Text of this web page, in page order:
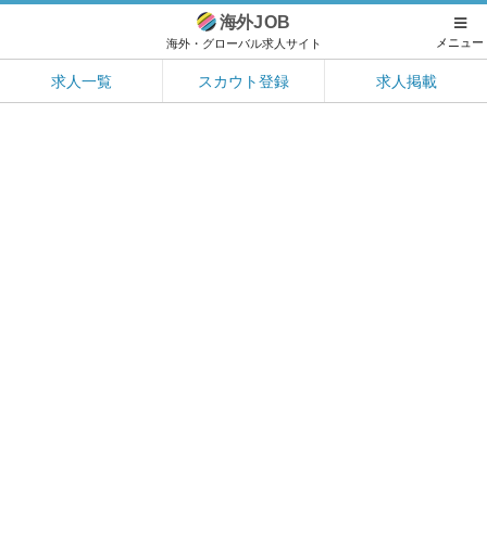
海外JOB
海外・グローバル求人サイト メニュー
求人一覧 スカウト登録 求人掲載